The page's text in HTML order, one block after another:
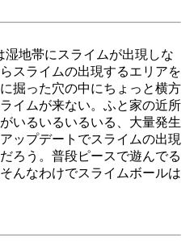
地帯にスライムが出現しな
スライムの出現するエリアを
掘った穴の中にちょっと横方
イムが来ない。ふと家の近所
いるいるいるいる、大量発生
ップデートでスライムの出現
ろう。普段ピースで遊んでる
んなわけでスライムボールは